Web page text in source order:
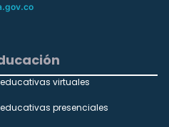
virtuales
presenciales